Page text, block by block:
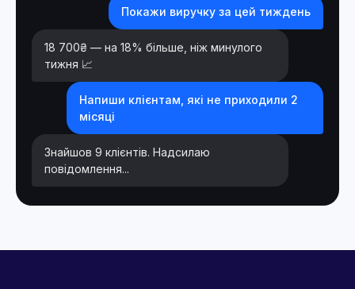
Покажи виручку за цей тиждень
18 700₴ — на 18% більше, ніж минулого
тижня 📈
Напиши клієнтам, які не приходили 2
місяці
Знайшов 9 клієнтів. Надсилаю
повідомлення...